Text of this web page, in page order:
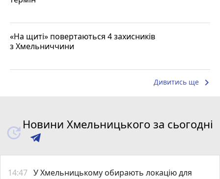
«На щиті» повертаються 4 захисників
з Хмельниччини
Дивитись ще keyboard_arrow_right
Новини Хмельницького за сьогодні
14:47 У Хмельницькому обирають локацію для